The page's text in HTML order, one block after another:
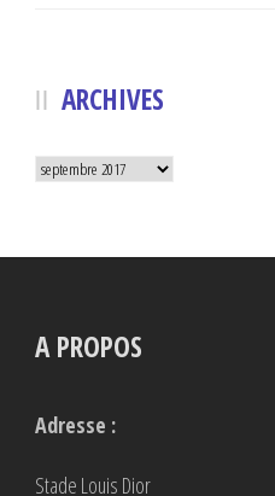
ARCHIVES
Archives
A PROPOS
Adresse :
Stade Louis Dior